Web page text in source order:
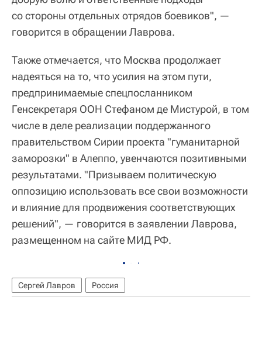
со стороны отдельных отрядов боевиков", —
говорится в обращении Лаврова.
Также отмечается, что Москва продолжает
надеяться на то, что усилия на этом пути,
предпринимаемые спецпосланником
Генсекретаря ООН Стефаном де Мистурой, в том
числе в деле реализации поддержанного
правительством Сирии проекта "гуманитарной
заморозки" в Алеппо, увенчаются позитивными
результатами. "Призываем политическую
оппозицию использовать все свои возможности
и влияние для продвижения соответствующих
решений", — говорится в заявлении Лаврова,
размещенном на сайте МИД РФ.
Сергей Лавров Россия